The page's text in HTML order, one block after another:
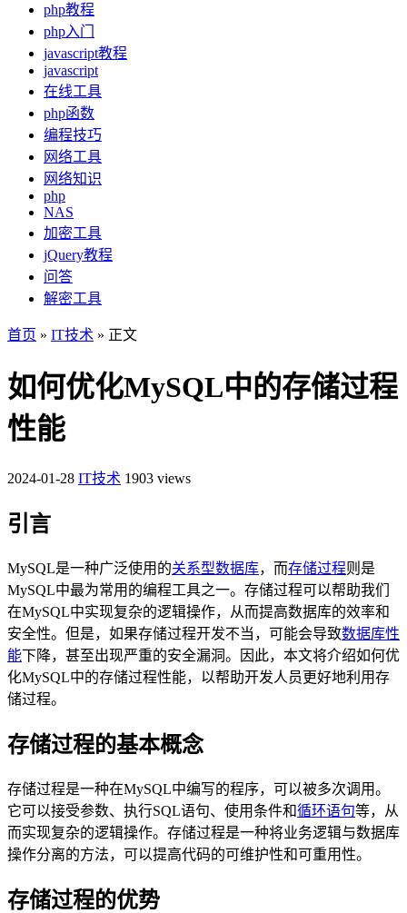
php教程
php入门
javascript教程
javascript
在线工具
php函数
编程技巧
网络工具
网络知识
php
NAS
加密工具
jQuery教程
问答
解密工具
首页 » IT技术 » 正文
如何优化MySQL中的存储过程
性能
2024-01-28 IT技术 1903 views
引言
MySQL是一种广泛使用的关系型数据库，而存储过程则是
MySQL中最为常用的编程工具之一。存储过程可以帮助我们
在MySQL中实现复杂的逻辑操作，从而提高数据库的效率和
安全性。但是，如果存储过程开发不当，可能会导致数据库性
能下降，甚至出现严重的安全漏洞。因此，本文将介绍如何优
化MySQL中的存储过程性能，以帮助开发人员更好地利用存
储过程。
存储过程的基本概念
存储过程是一种在MySQL中编写的程序，可以被多次调用。
它可以接受参数、执行SQL语句、使用条件和循环语句等，从
而实现复杂的逻辑操作。存储过程是一种将业务逻辑与数据库
操作分离的方法，可以提高代码的可维护性和可重用性。
存储过程的优势